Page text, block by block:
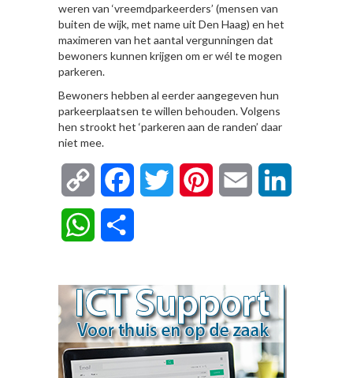
weren van ‘vreemdparkeerders’ (mensen van
buiten de wijk, met name uit Den Haag) en het
maximeren van het aantal vergunningen dat
bewoners kunnen krijgen om er wél te mogen
parkeren.
Bewoners hebben al eerder aangegeven hun
parkeerplaatsen te willen behouden. Volgens
hen strookt het ‘parkeren aan de randen’ daar
niet mee.
Copy
Link
FacebookTwitter Pinterest Email
WhatsApp